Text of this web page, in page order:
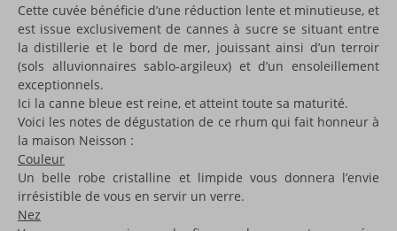
Cette cuvée bénéficie d’une réduction lente et minutieuse, et
est issue exclusivement de cannes à sucre se situant entre
la distillerie et le bord de mer, jouissant ainsi d’un terroir
(sols alluvionnaires sablo-argileux) et d’un ensoleillement
exceptionnels.
Ici la canne bleue est reine, et atteint toute sa maturité.
Voici les notes de dégustation de ce rhum qui fait honneur à
la maison Neisson :
Couleur
Un belle robe cristalline et limpide vous donnera l’envie
irrésistible de vous en servir un verre.
Nez